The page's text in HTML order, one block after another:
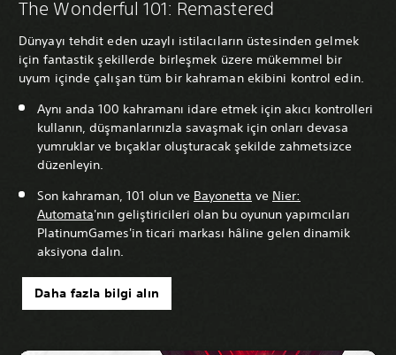
The Wonderful 101: Remastered
Dünyayı tehdit eden uzaylı istilacıların üstesinden gelmek
için fantastik şekillerde birleşmek üzere mükemmel bir
uyum içinde çalışan tüm bir kahraman ekibini kontrol edin.
Aynı anda 100 kahramanı idare etmek için akıcı kontrolleri
kullanın, düşmanlarınızla savaşmak için onları devasa
yumruklar ve bıçaklar oluşturacak şekilde zahmetsizce
düzenleyin.
Son kahraman, 101 olun ve Bayonetta ve Nier:
Automata'nın geliştiricileri olan bu oyunun yapımcıları
PlatinumGames'in ticari markası hâline gelen dinamik
aksiyona dalın.
Daha fazla bilgi alın